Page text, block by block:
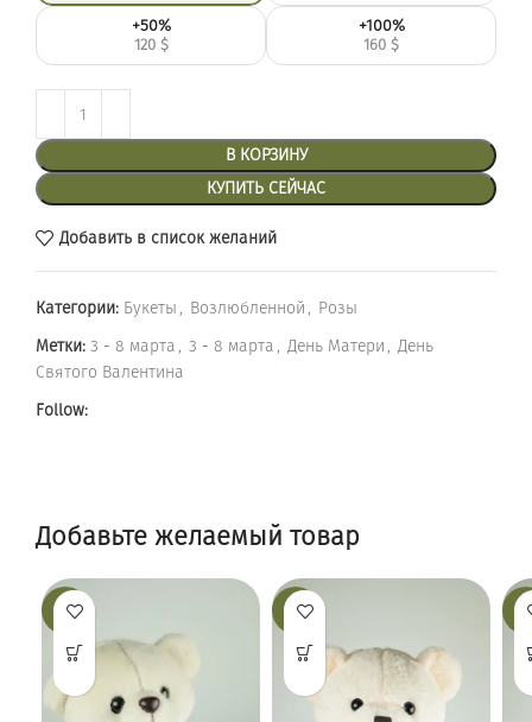
+50%
120 $
+100%
160 $
В КОРЗИНУ
КУПИТЬ СЕЙЧАС
Добавить в список желаний
Категории: Букеты , Возлюбленной , Розы
Метки: 3 - 8 марта , 3 - 8 марта , День Матери , День
Святого Валентина
Follow:
Добавьте желаемый товар
-19% -25% -